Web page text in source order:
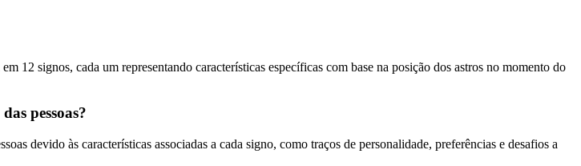
12 signos, cada um representando características específicas com base na posição dos astros no momento do
pessoas?
devido às características associadas a cada signo, como traços de personalidade, preferências e desafios a